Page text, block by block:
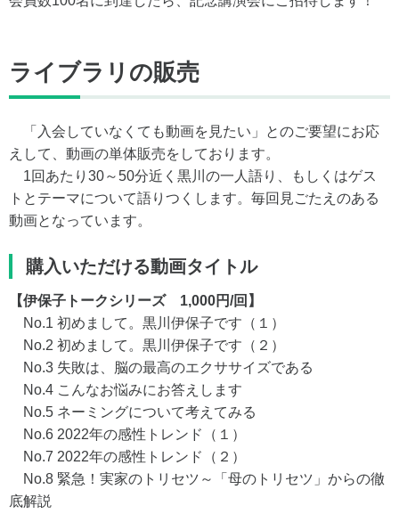
ライブラリの販売
「入会していなくても動画を見たい」とのご要望にお応
えして、動画の単体販売をしております。
1回あたり30～50分近く黒川の一人語り、もしくはゲス
トとテーマについて語りつくします。毎回見ごたえのある
動画となっています。
購入いただける動画タイトル
【伊保子トークシリーズ 1,000円/回】
No.1 初めまして。黒川伊保子です（１）
No.2 初めまして。黒川伊保子です（２）
No.3 失敗は、脳の最高のエクササイズである
No.4 こんなお悩みにお答えします
No.5 ネーミングについて考えてみる
No.6 2022年の感性トレンド（１）
No.7 2022年の感性トレンド（２）
No.8 緊急！実家のトリセツ～「母のトリセツ」からの徹
底解説